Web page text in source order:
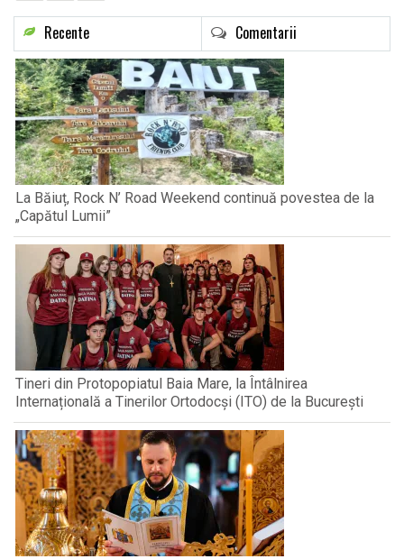
Recente Comentarii
La Băiuț, Rock N’ Road Weekend continuă povestea de la
„Capătul Lumii”
Tineri din Protopopiatul Baia Mare, la Întâlnirea
Internațională a Tinerilor Ortodocși (ITO) de la București